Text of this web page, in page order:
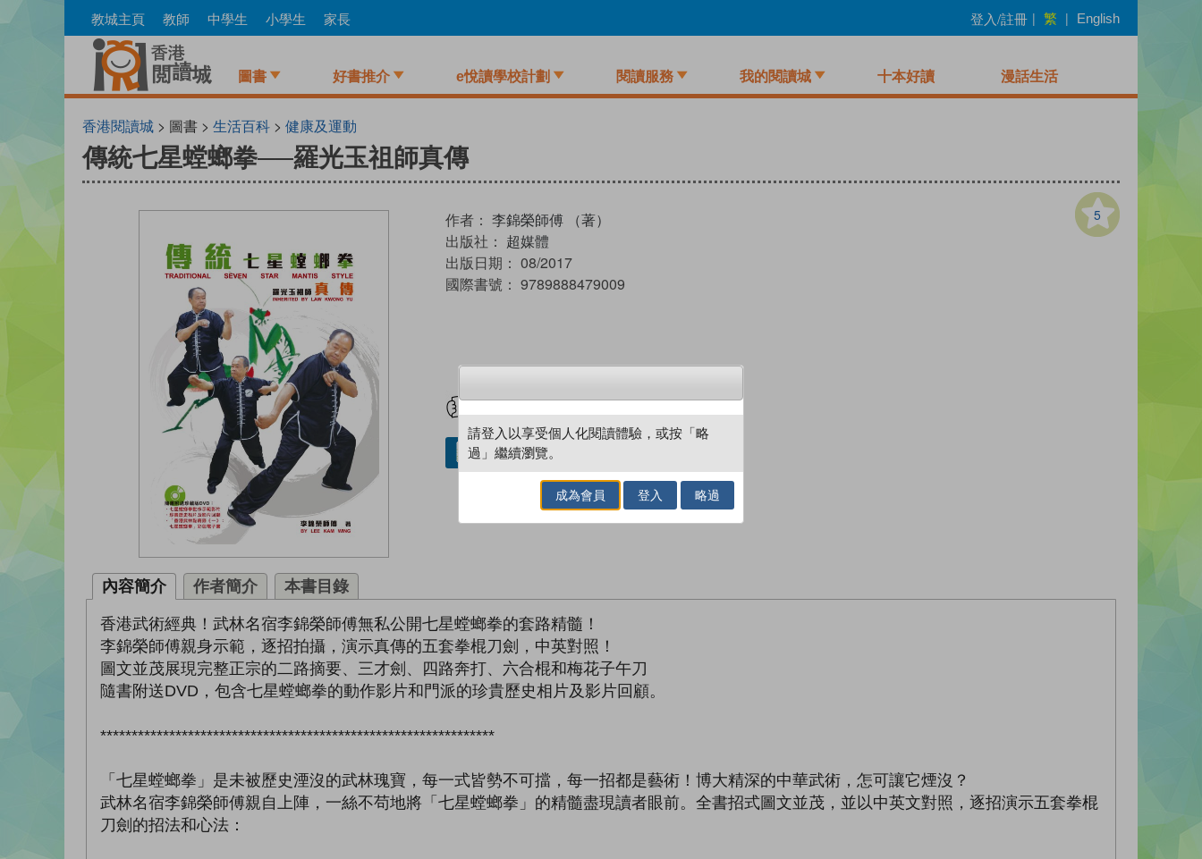
to
教城主頁 教師 中學生 小學生 家長 登入/註冊 | 繁 | English
圖書 好書推介 e悅讀學校計劃 閱讀服務 我的閱讀城 十本好讀 漫話生活
香港閱讀城 > 圖書 > 生活百科 > 健康及運動
傳統七星螳螂拳──羅光玉祖師真傳
5
作者： 李錦榮師傅 （著）
出版社： 超媒體
出版日期： 08/2017
國際書號： 9789888479009
借閱實體書
內容簡介 作者簡介 本書目錄
香港武術經典！武林名宿李錦榮師傅無私公開七星螳螂拳的套路精髓！
李錦榮師傅親身示範，逐招拍攝，演示真傳的五套拳棍刀劍，中英對照！
圖文並茂展現完整正宗的二路摘要、三才劍、四路奔打、六合棍和梅花子午刀
隨書附送DVD，包含七星螳螂拳的動作影片和門派的珍貴歷史相片及影片回顧。
***************************************************************
「七星螳螂拳」是未被歷史湮沒的武林瑰寶，每一式皆勢不可擋，每一招都是藝術！博大精深的中華武術，怎可讓它煙沒？
武林名宿李錦榮師傅親自上陣，一絲不苟地將「七星螳螂拳」的精髓盡現讀者眼前。全書招式圖文並茂，並以中英文對照，逐招演示五套拳棍
刀劍的招法和心法：
請登入以享受個人化閱讀體驗，或按「略
過」繼續瀏覽。
成為會員 登入 略過